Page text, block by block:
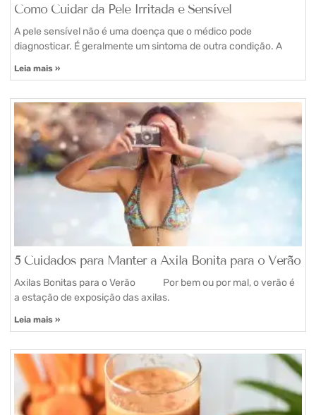
Como Cuidar da Pele Irritada e Sensível
A pele sensível não é uma doença que o médico pode
diagnosticar. É geralmente um sintoma de outra condição. A
Leia mais »
5 Cuidados para Manter a Axila Bonita para o Verão
Axilas Bonitas para o Verão Por bem ou por mal, o verão é
a estação de exposição das axilas.
Leia mais »